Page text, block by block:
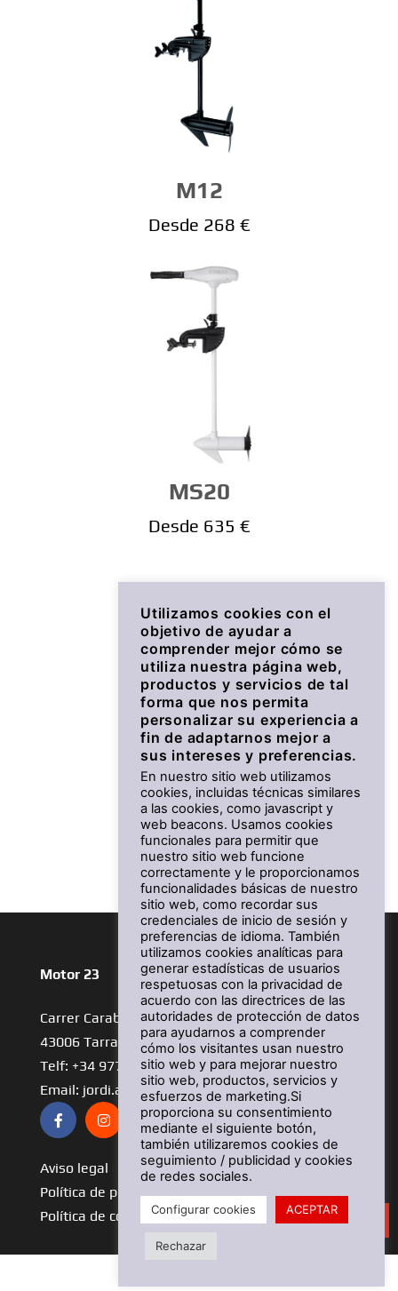
M12
Desde 268 €
MS20
Desde 635 €
MX18
Desde 428 €
Motor 23
Carrer Carabia, 11
43006 Tarragona
Telf: +34 977 44 85 50
Email: jordi.aragones@motor23.com
Aviso legal
Política de privacidad
Política de cookies
Utilizamos cookies con el
objetivo de ayudar a
comprender mejor cómo se
utiliza nuestra página web,
productos y servicios de tal
forma que nos permita
personalizar su experiencia a
fin de adaptarnos mejor a
sus intereses y preferencias.
En nuestro sitio web utilizamos
cookies, incluidas técnicas similares
a las cookies, como javascript y
web beacons. Usamos cookies
funcionales para permitir que
nuestro sitio web funcione
correctamente y le proporcionamos
funcionalidades básicas de nuestro
sitio web, como recordar sus
credenciales de inicio de sesión y
preferencias de idioma. También
utilizamos cookies analíticas para
generar estadísticas de usuarios
respetuosas con la privacidad de
acuerdo con las directrices de las
autoridades de protección de datos
para ayudarnos a comprender
cómo los visitantes usan nuestro
sitio web y para mejorar nuestro
sitio web, productos, servicios y
esfuerzos de marketing.Si
proporciona su consentimiento
mediante el siguiente botón,
también utilizaremos cookies de
seguimiento / publicidad y cookies
de redes sociales.
Configurar cookies ACEPTAR
Rechazar
CONTACTO